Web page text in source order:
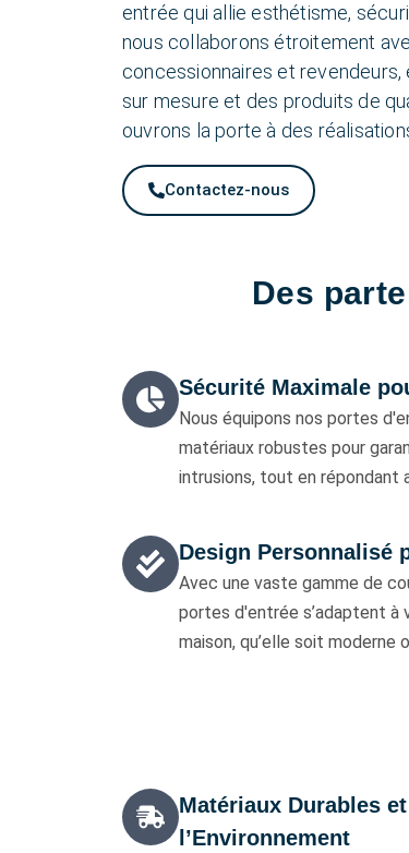
entrée qui allie esthétisme,
nous collaborons étroitement
concessionnaires et
sur mesure et des produits de
ouvrons la porte à des
Contactez-nous
Des
Sécurité Maximale
Nous équipons nos portes
matériaux robustes pour
intrusions, tout en répondant
Design Personnalisé
Avec une vaste gamme de
portes d'entrée s’adaptent à
maison, qu’elle soit moderne
Matériaux Durables
l’Environnement